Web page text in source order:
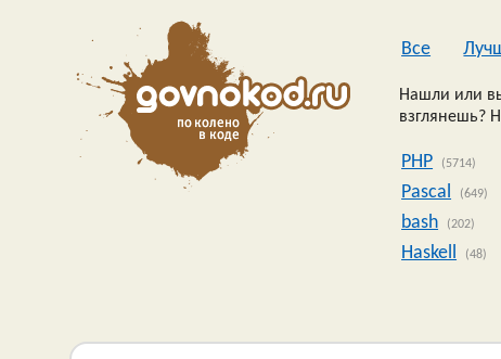
Все
Нашли или
взглянешь?
PHP (5714)
Pascal (649)
bash (202)
Haskell (48)